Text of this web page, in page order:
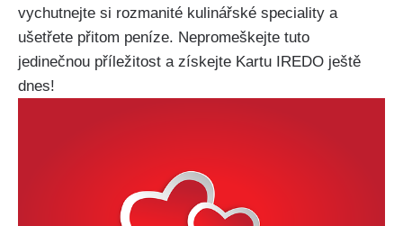
vychutnejte si rozmanité kulinářské speciality a
ušetřete přitom peníze. Nepromeškejte tuto
jedinečnou příležitost a získejte Kartu IREDO ještě
dnes!